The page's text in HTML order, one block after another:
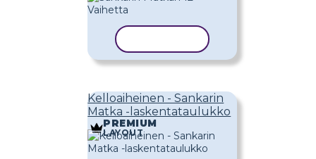
Kelloaiheinen - Sankarin
Matka -laskentataulukko
PREMIUM
LAYOUT